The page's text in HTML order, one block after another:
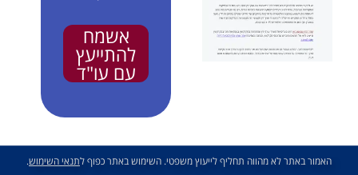
אשמח
להתייעץ
עם עו"ד
האמור באתר לא מהווה תחליף לייעוץ משפטי. השימוש באתר כפוף לתנאי השימוש.